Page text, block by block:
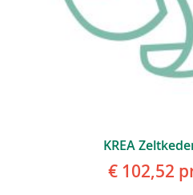
KREA
€ 102,52